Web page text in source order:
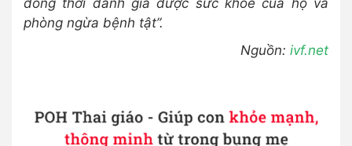
phòng ngừa bệnh tật”.
Nguồn: ivf.net